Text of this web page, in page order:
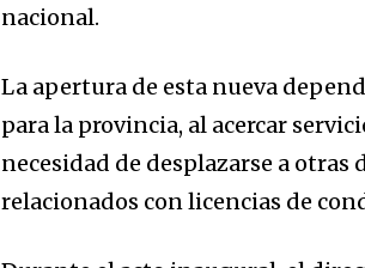
nacional.
La apertura de esta nueva
para la provincia, al acercar
necesidad de desplazarse a
relacionados con licencias de